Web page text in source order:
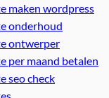
maken wordpress
onderhoud
ontwerper
per maand betalen
seo check